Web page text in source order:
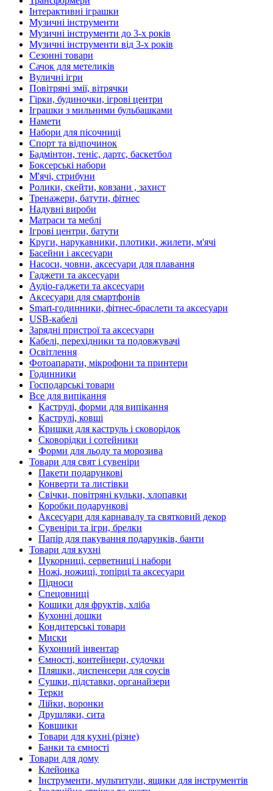
Інтерактивні іграшки
Музичні інструменти
Музичні інструменти до 3-х років
Музичні інструменти від 3-х років
Сезонні товари
Сачок для метеликів
Вуличні ігри
Повітряні змії, вітрячки
Гірки, будиночки, ігрові центри
Іграшки з мильними бульбашками
Намети
Набори для пісочниці
Спорт та відпочинок
Бадмінтон, теніс, дартс, баскетбол
Боксерські набори
М'ячі, стрибуни
Ролики, скейти, ковзани , захист
Тренажери, батути, фітнес
Надувні вироби
Матраси та меблі
Ігрові центри, батути
Круги, нарукавники, плотики, жилети, м'ячі
Басейни і аксесуари
Насоси, човни, аксесуари для плавання
Гаджети та аксесуари
Аудіо-гаджети та аксесуари
Аксесуари для смартфонів
Smart-годинники, фітнес-браслети та аксесуари
USB-кабелі
Зарядні пристрої та аксесуари
Кабелі, перехідники та подовжувачі
Освітлення
Фотоапарати, мікрофони та принтери
Годинники
Господарські товари
Все для випікання
Каструлі, форми для випікання
Каструлі, ковші
Кришки для каструль і сковорідок
Сковорідки і сотейники
Форми для льоду та морозива
Товари для свят і сувеніри
Пакети подарункові
Конверти та листівки
Свічки, повітряні кульки, хлопавки
Коробки подарункові
Аксесуари для карнавалу та святковий декор
Сувеніри та ігри, брелки
Папір для пакування подарунків, банти
Товари для кухні
Цукорниці, серветниці і набори
Ножі, ножиці, топірці та аксесуари
Підноси
Спецовниці
Кошики для фруктів, хліба
Кухонні дошки
Кондитерські товари
Миски
Кухонний інвентар
Ємності, контейнери, судочки
Пляшки, диспенсери для соусів
Сушки, підставки, органайзери
Терки
Лійки, воронки
Друшляки, сита
Ковшики
Товари для кухні (різне)
Банки та ємності
Товари для дому
Клейонка
Інструменти, мультитули, ящики для інструментів